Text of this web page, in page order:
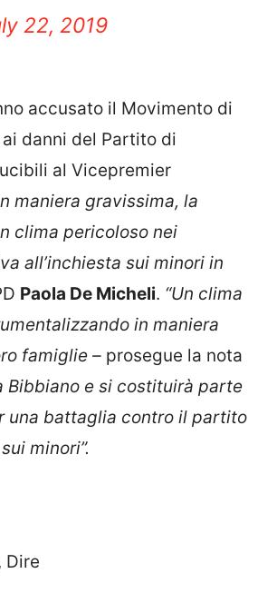
danni del Partito di
al Vicepremier
maniera gravissima, la
clima pericoloso nei
all’inchiesta sui minori in
Paola De Micheli.“Un clima
in maniera
famiglie –prosegue la nota
Bibbiano e si costituirà parte
una battaglia contro il partito
minori”.